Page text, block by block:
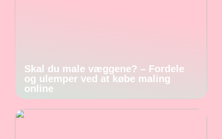
Skal du male væggene? – Fordele
og ulemper ved at købe maling
online